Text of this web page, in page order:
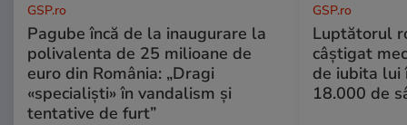
GSP.ro
Pagube încă de la inaugurare la
polivalenta de 25 milioane de
euro din România: „Dragi
«specialiști» în vandalism și
tentative de furt”
GSP.ro
Luptătorul
câștigat
de iubita lui
18.000 de